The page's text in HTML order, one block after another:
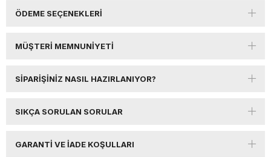
ÖDEME SEÇENEKLERI
MÜŞTERI MEMNUNIYETI
SIPARIŞINIZ NASIL HAZIRLANIYOR?
SIKÇA SORULAN SORULAR
GARANTI VE İADE KOŞULLARI